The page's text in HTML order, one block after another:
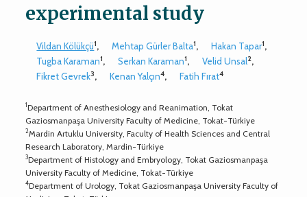
experimental study
Vildan Kölükçü1, Mehtap Gürler Balta1, Hakan Tapar1,
Tugba Karaman1, Serkan Karaman1, Velid Unsal2,
Fikret Gevrek3, Kenan Yalçın4, Fatih Fırat4
1Department of Anesthesiology and Reanimation, Tokat
Gaziosmanpaşa University Faculty of Medicine, Tokat-Türkiye
2Mardin Artuklu University, Faculty of Health Sciences and Central
Research Laboratory, Mardin-Türkiye
3Department of Histology and Embryology, Tokat Gaziosmanpaşa
University Faculty of Medicine, Tokat-Türkiye
4Department of Urology, Tokat Gaziosmanpaşa University Faculty of